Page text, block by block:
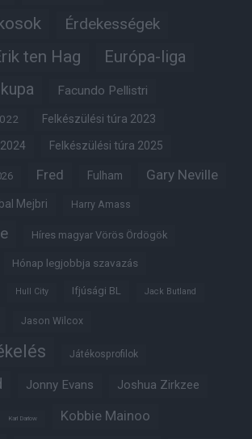
Érdekességek
ten Hag Európa-liga
Facundo Pellistri
Felkészülési túra 2023
Felkészülési túra 2025
Fred Fulham Gary Neville
Mejbri Harry Amass
Híres magyar Vörös Ördögök
Hónap legjobbja szavazás
Hull City Ifjúsági BL Jack Butland
Jason Wilcox
Játékosprofilok
Jonny Evans Joshua Zirkzee
Karl Darlow Kobbie Mainoo